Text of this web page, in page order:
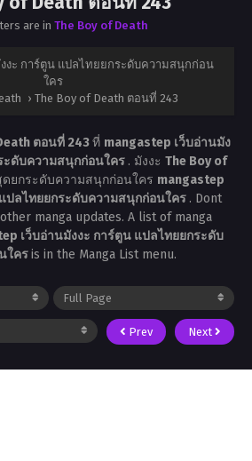
are in The Boy of Death
งะ การ์ตูน แปลไทยยกระดับความสนุกก่อน
ใคร
› The Boy of Death ตอนที่ 243
ตอนที่ 243ที่ mangastep เว็บอ่านมัง
ะดับความสนุกก่อนใคร . มังงะ The Boy of
ยกระดับความสนุกก่อนใคร mangastep
ปลไทยยกระดับความสนุกก่อนใคร . Dont
manga updates. A list of manga
เว็บอ่านมังงะ การ์ตูน แปลไทยยกระดับ
ใครis in the Manga List menu.
Prev Next